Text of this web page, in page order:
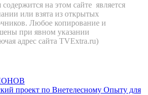
на этом сайте является
или взята из открытых
Любое копирование и
при явном указании
адрес сайта TVExtra.ru)
проект по Внетелесному Опыту для